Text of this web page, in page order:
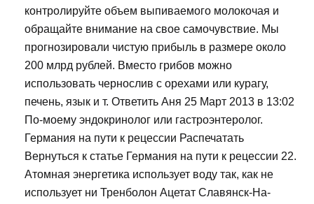
контролируйте объем выпиваемого молокочая и
обращайте внимание на свое самочувствие. Мы
прогнозировали чистую прибыль в размере около
200 млрд рублей. Вместо грибов можно
использовать чернослив с орехами или курагу,
печень, язык и т. Ответить Аня 25 Март 2013 в 13:02
По-моему эндокринолог или гастроэнтеролог.
Германия на пути к рецессии Распечатать
Вернуться к статье Германия на пути к рецессии 22.
Атомная энергетика использует воду так, как не
использует ни Тренболон Ацетат Славянск-На-